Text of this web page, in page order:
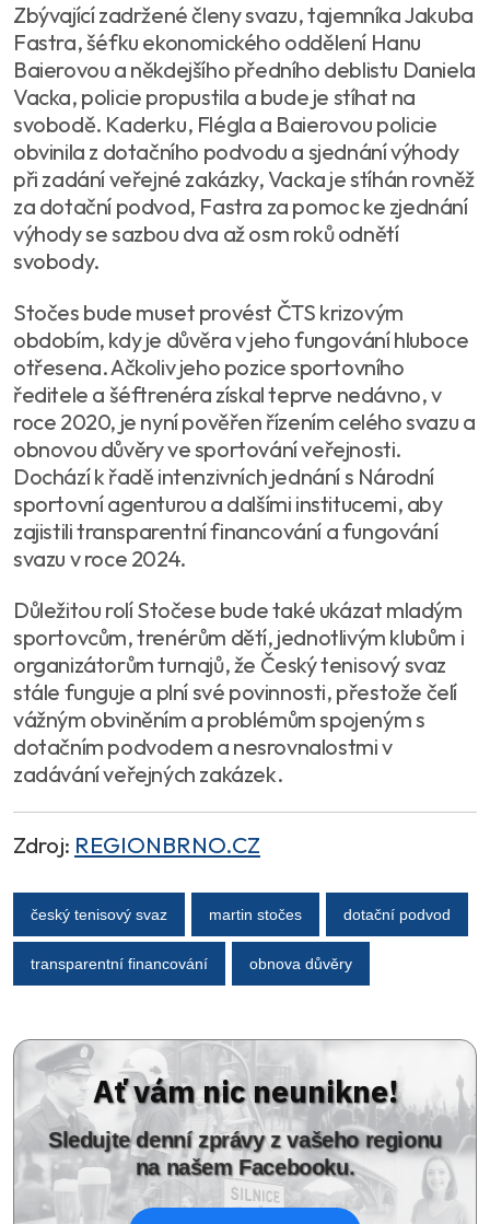
Zbývající zadržené členy svazu, tajemníka Jakuba
Fastra, šéfku ekonomického oddělení Hanu
Baierovou a někdejšího předního deblistu Daniela
Vacka, policie propustila a bude je stíhat na
svobodě. Kaderku, Flégla a Baierovou policie
obvinila z dotačního podvodu a sjednání výhody
při zadání veřejné zakázky, Vacka je stíhán rovněž
za dotační podvod, Fastra za pomoc ke zjednání
výhody se sazbou dva až osm roků odnětí
svobody.
Stočes bude muset provést ČTS krizovým
obdobím, kdy je důvěra v jeho fungování hluboce
otřesena. Ačkoliv jeho pozice sportovního
ředitele a šéftrenéra získal teprve nedávno, v
roce 2020, je nyní pověřen řízením celého svazu a
obnovou důvěry ve sportování veřejnosti.
Dochází k řadě intenzivních jednání s Národní
sportovní agenturou a dalšími institucemi, aby
zajistili transparentní financování a fungování
svazu v roce 2024.
Důležitou rolí Stočese bude také ukázat mladým
sportovcům, trenérům dětí, jednotlivým klubům i
organizátorům turnajů, že Český tenisový svaz
stále funguje a plní své povinnosti, přestože čelí
vážným obviněním a problémům spojeným s
dotačním podvodem a nesrovnalostmi v
zadávání veřejných zakázek.
Zdroj: REGIONBRNO.CZ
český tenisový svaz martin stočes dotační podvod
transparentní financování obnova důvěry
Ať vám nic neunikne!
Sledujte denní zprávy z vašeho regionu
na našem Facebooku.